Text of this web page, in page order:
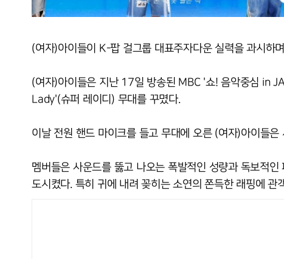
(여자)아이들이 K-팝 걸그룹 대표주자다운 실력을 과시하
(여자)아이들은 지난 17일 방송된 MBC '쇼! 음악중심 in
Lady'(슈퍼 레이디) 무대를 꾸몄다.
이날 전원 핸드 마이크를 들고 무대에 오른 (여자)아이들
멤버들은 사운드를 뚫고 나오는 폭발적인 성량과 독보적
도시켰다. 특히 귀에 내려 꽂히는 소연의 쫀득한 래핑에 관